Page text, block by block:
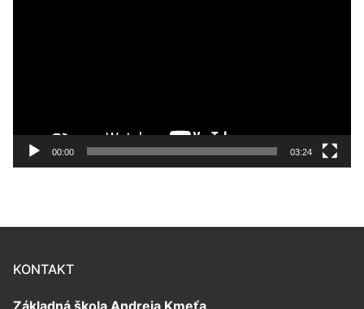
00:00 03:24
KONTAKT